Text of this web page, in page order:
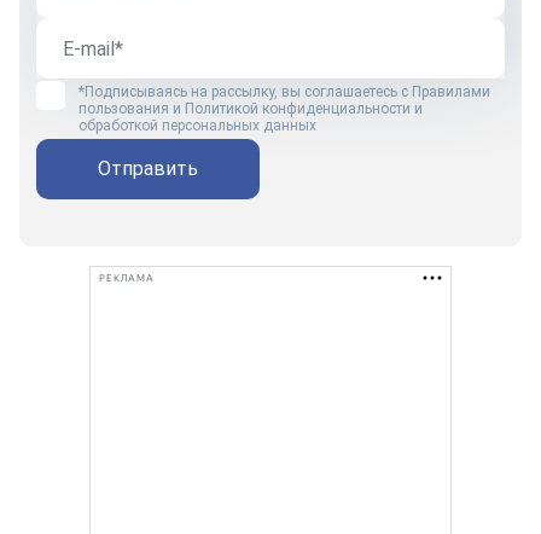
*Подписываясь на рассылку, вы соглашаетесь с Правилами
пользования и Политикой конфиденциальности и
обработкой персональных данных
Отправить
РЕКЛАМА